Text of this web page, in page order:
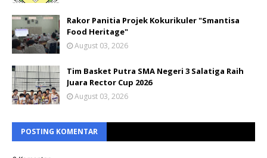
Rakor Panitia Projek Kokurikuler "Smantisa
Food Heritage"
August 03, 2026
Tim Basket Putra SMA Negeri 3 Salatiga Raih
Juara Rector Cup 2026
August 03, 2026
POSTING KOMENTAR